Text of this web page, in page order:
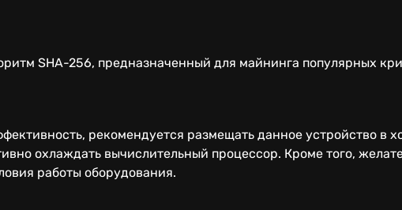
SHA-256, предназначенный для майнинга популярных
рекомендуется размещать данное устройство в
охлаждать вычислительный процессор. Кроме того,
работы оборудования.